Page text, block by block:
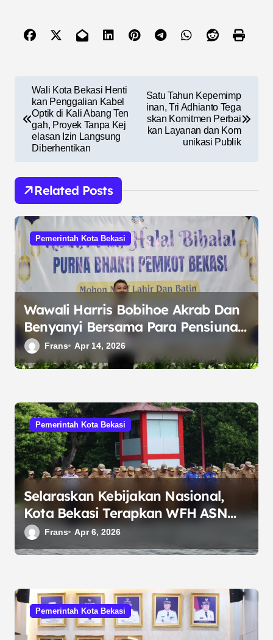
a
s
i
p
o
s
Wali Kota Bekasi Henti
kan Penggalian Kabel
Optik di Kali Abang Ten
gah, Proyek Tanpa Kej
elasan Izin Langsung
Diberhentikan
Satu Tahun Kepemimp
inan, Tri Adhianto Tega
skan Komitmen Perbai
kan Layanan dan Kom
unikasi Publik
Related Posts
Pemerintah Kota Bekasi
Wawali Harris Bobihoe Akrab Dan
Benyanyi Bersama Para Pensiunan
Pemkot Bekasi
Frans Apr 14, 2026
Pemerintah Kota Bekasi
Selaraskan Kebijakan Nasional,
Kota Bekasi Terapkan WFH ASN
Setiap Jumat, WFH ASN Kota
Bekasi Pindah ke Jumat, Pemkot
Frans Apr 6, 2026
Pemerintah Kota Bekasi